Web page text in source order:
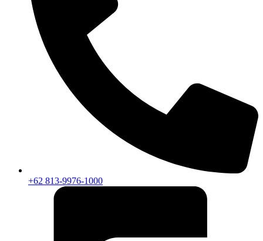
+62 813-9976-1000